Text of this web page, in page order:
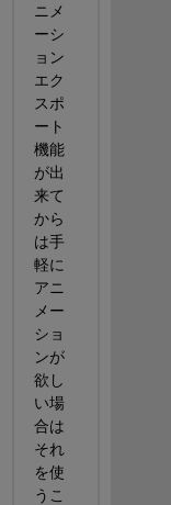
ニメ
ーシ
ョン
エク
スポ
ート
機能
が出
来て
から
は手
軽に
アニ
メー
ショ
ンが
欲し
い場
合は
それ
を使
うこ